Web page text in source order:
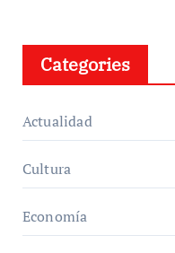
Categories
Actualidad
Cultura
Economía